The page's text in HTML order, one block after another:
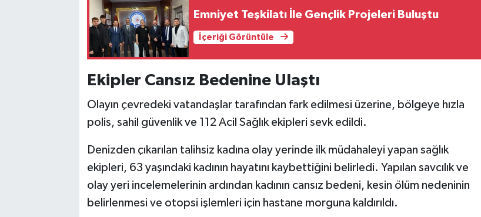
Emniyet Teşkilatı İle Gençlik Projeleri Buluştu
İçeriği Görüntüle
Ekipler Cansız Bedenine Ulaştı
Olayın çevredeki vatandaşlar tarafından fark edilmesi üzerine, bölgeye hızla
polis, sahil güvenlik ve 112 Acil Sağlık ekipleri sevk edildi.
Denizden çıkarılan talihsiz kadına olay yerinde ilk müdahaleyi yapan sağlık
ekipleri, 63 yaşındaki kadının hayatını kaybettiğini belirledi. Yapılan savcılık ve
olay yeri incelemelerinin ardından kadının cansız bedeni, kesin ölüm nedeninin
belirlenmesi ve otopsi işlemleri için hastane morguna kaldırıldı.